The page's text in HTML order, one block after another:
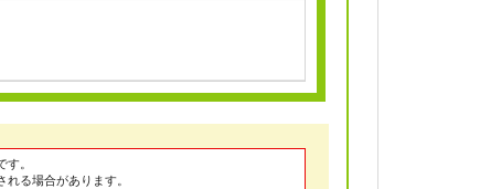
。
る場合があります。